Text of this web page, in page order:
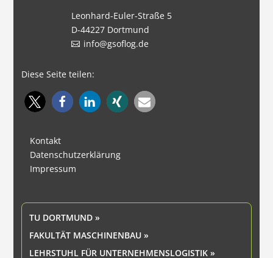
Leonhard-Euler-Straße 5
D-44227 Dortmund
info@gsoflog.de
Diese Seite teilen:
Kontakt
Datenschutzerklärung
Impressum
TU DORTMUND »
FAKULTÄT MASCHINENBAU »
LEHRSTUHL FÜR UNTERNEHMENSLOGISTIK »